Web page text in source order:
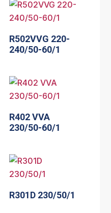
R502VVG 220-
240/50-60/1
R402 VVA
230/50-60/1
R301D 230/50/1